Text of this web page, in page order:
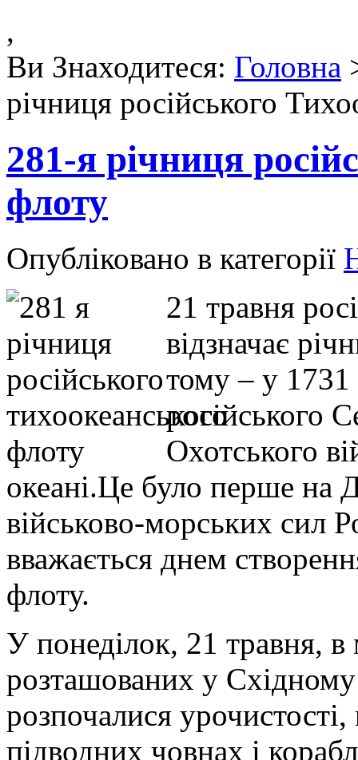
,
Ви Знаходитеся: Головна
річниця російського
281-я річниця
флоту
Опубліковано в категорії
21 травня
відзначає
тому – у 1731
російського
Охотського
океані.Це було перше на
військово-морських сил
вважається днем
флоту.
У понеділок, 21 травня, в
розташованих у Східному
розпочалися урочистості,
підводних човнах і